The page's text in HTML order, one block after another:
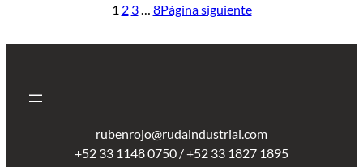
1 2 3… 8Página siguiente
rubenrojo@rudaindustrial.com
+52 33 1148 0750 / +52 33 1827 1895